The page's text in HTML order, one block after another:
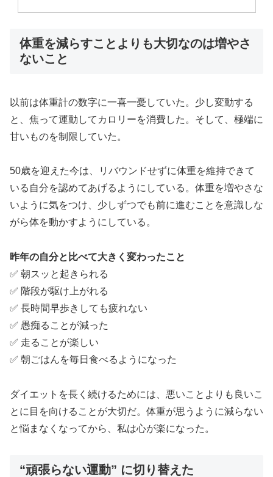
体重を減らすことよりも大切なのは増やさ
ないこと
以前は体重計の数字に一喜一憂していた。少し変動する
と、焦って運動してカロリーを消費した。そして、極端に
甘いものを制限していた。
50歳を迎えた今は、リバウンドせずに体重を維持できて
いる自分を認めてあげるようにしている。体重を増やさな
いように気をつけ、少しずつでも前に進むことを意識しな
がら体を動かすようにしている。
昨年の自分と比べて大きく変わったこと
✅ 朝スッと起きられる
✅ 階段が駆け上がれる
✅ 長時間早歩きしても疲れない
✅ 愚痴ることが減った
✅ 走ることが楽しい
✅ 朝ごはんを毎日食べるようになった
ダイエットを長く続けるためには、悪いことよりも良いこ
とに目を向けることが大切だ。体重が思うように減らない
と悩まなくなってから、私は心が楽になった。
“頑張らない運動” に切り替えた